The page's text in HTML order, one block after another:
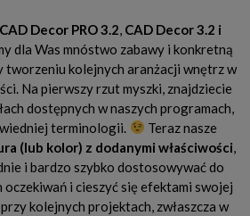
CAD Decor PRO 3.2, CAD Decor 3.2 i
dla Was mnóstwo zabawy i konkretną
tworzeniu kolejnych aranżacji wnętrz w
Na pierwszy rzut myszki, znajdziecie
dostępnych w naszych programach,
terminologii.
Teraz nasze
(lub kolor) z dodanymi właściwości,
i bardzo szybko dostosowywać do
i cieszyć się efektami swojej
kolejnych projektach, zwłaszcza w